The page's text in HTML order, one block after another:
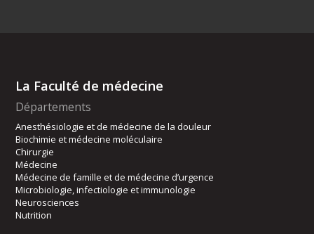
La Faculté de médecine
Départements
Anesthésiologie et de médecine de la douleur
Biochimie et médecine moléculaire
Chirurgie
Médecine
Médecine de famille et de médecine d’urgence
Microbiologie, infectiologie et immunologie
Neurosciences
Nutrition